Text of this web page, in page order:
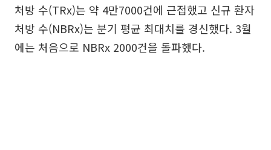
처방 수(TRx)는 약 4만7000건에 근접했고 신규 환자
처방 수(NBRx)는 분기 평균 최대치를 경신했다. 3월
에는 처음으로 NBRx 2000건을 돌파했다.